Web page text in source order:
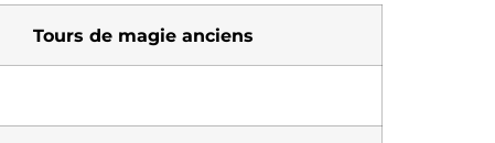
Tours de magie anciens